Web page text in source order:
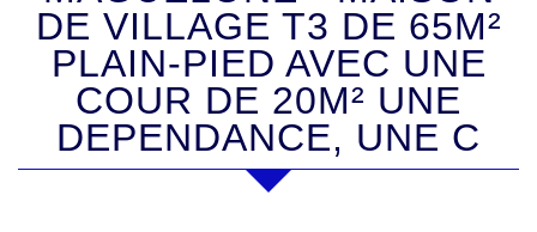
DE VILLAGE T3 DE 65M²
PLAIN-PIED AVEC UNE
COUR DE 20M² UNE
DEPENDANCE, UNE C